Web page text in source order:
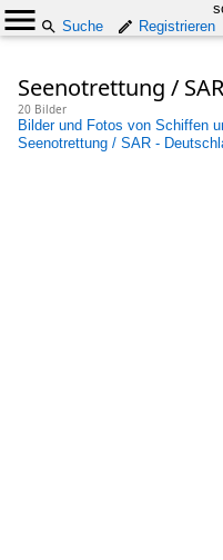
Suche
Registrieren
Seenotrettung /
20 Bilder
Bilder und Fotos von Schiffen
Seenotrettung / SAR -